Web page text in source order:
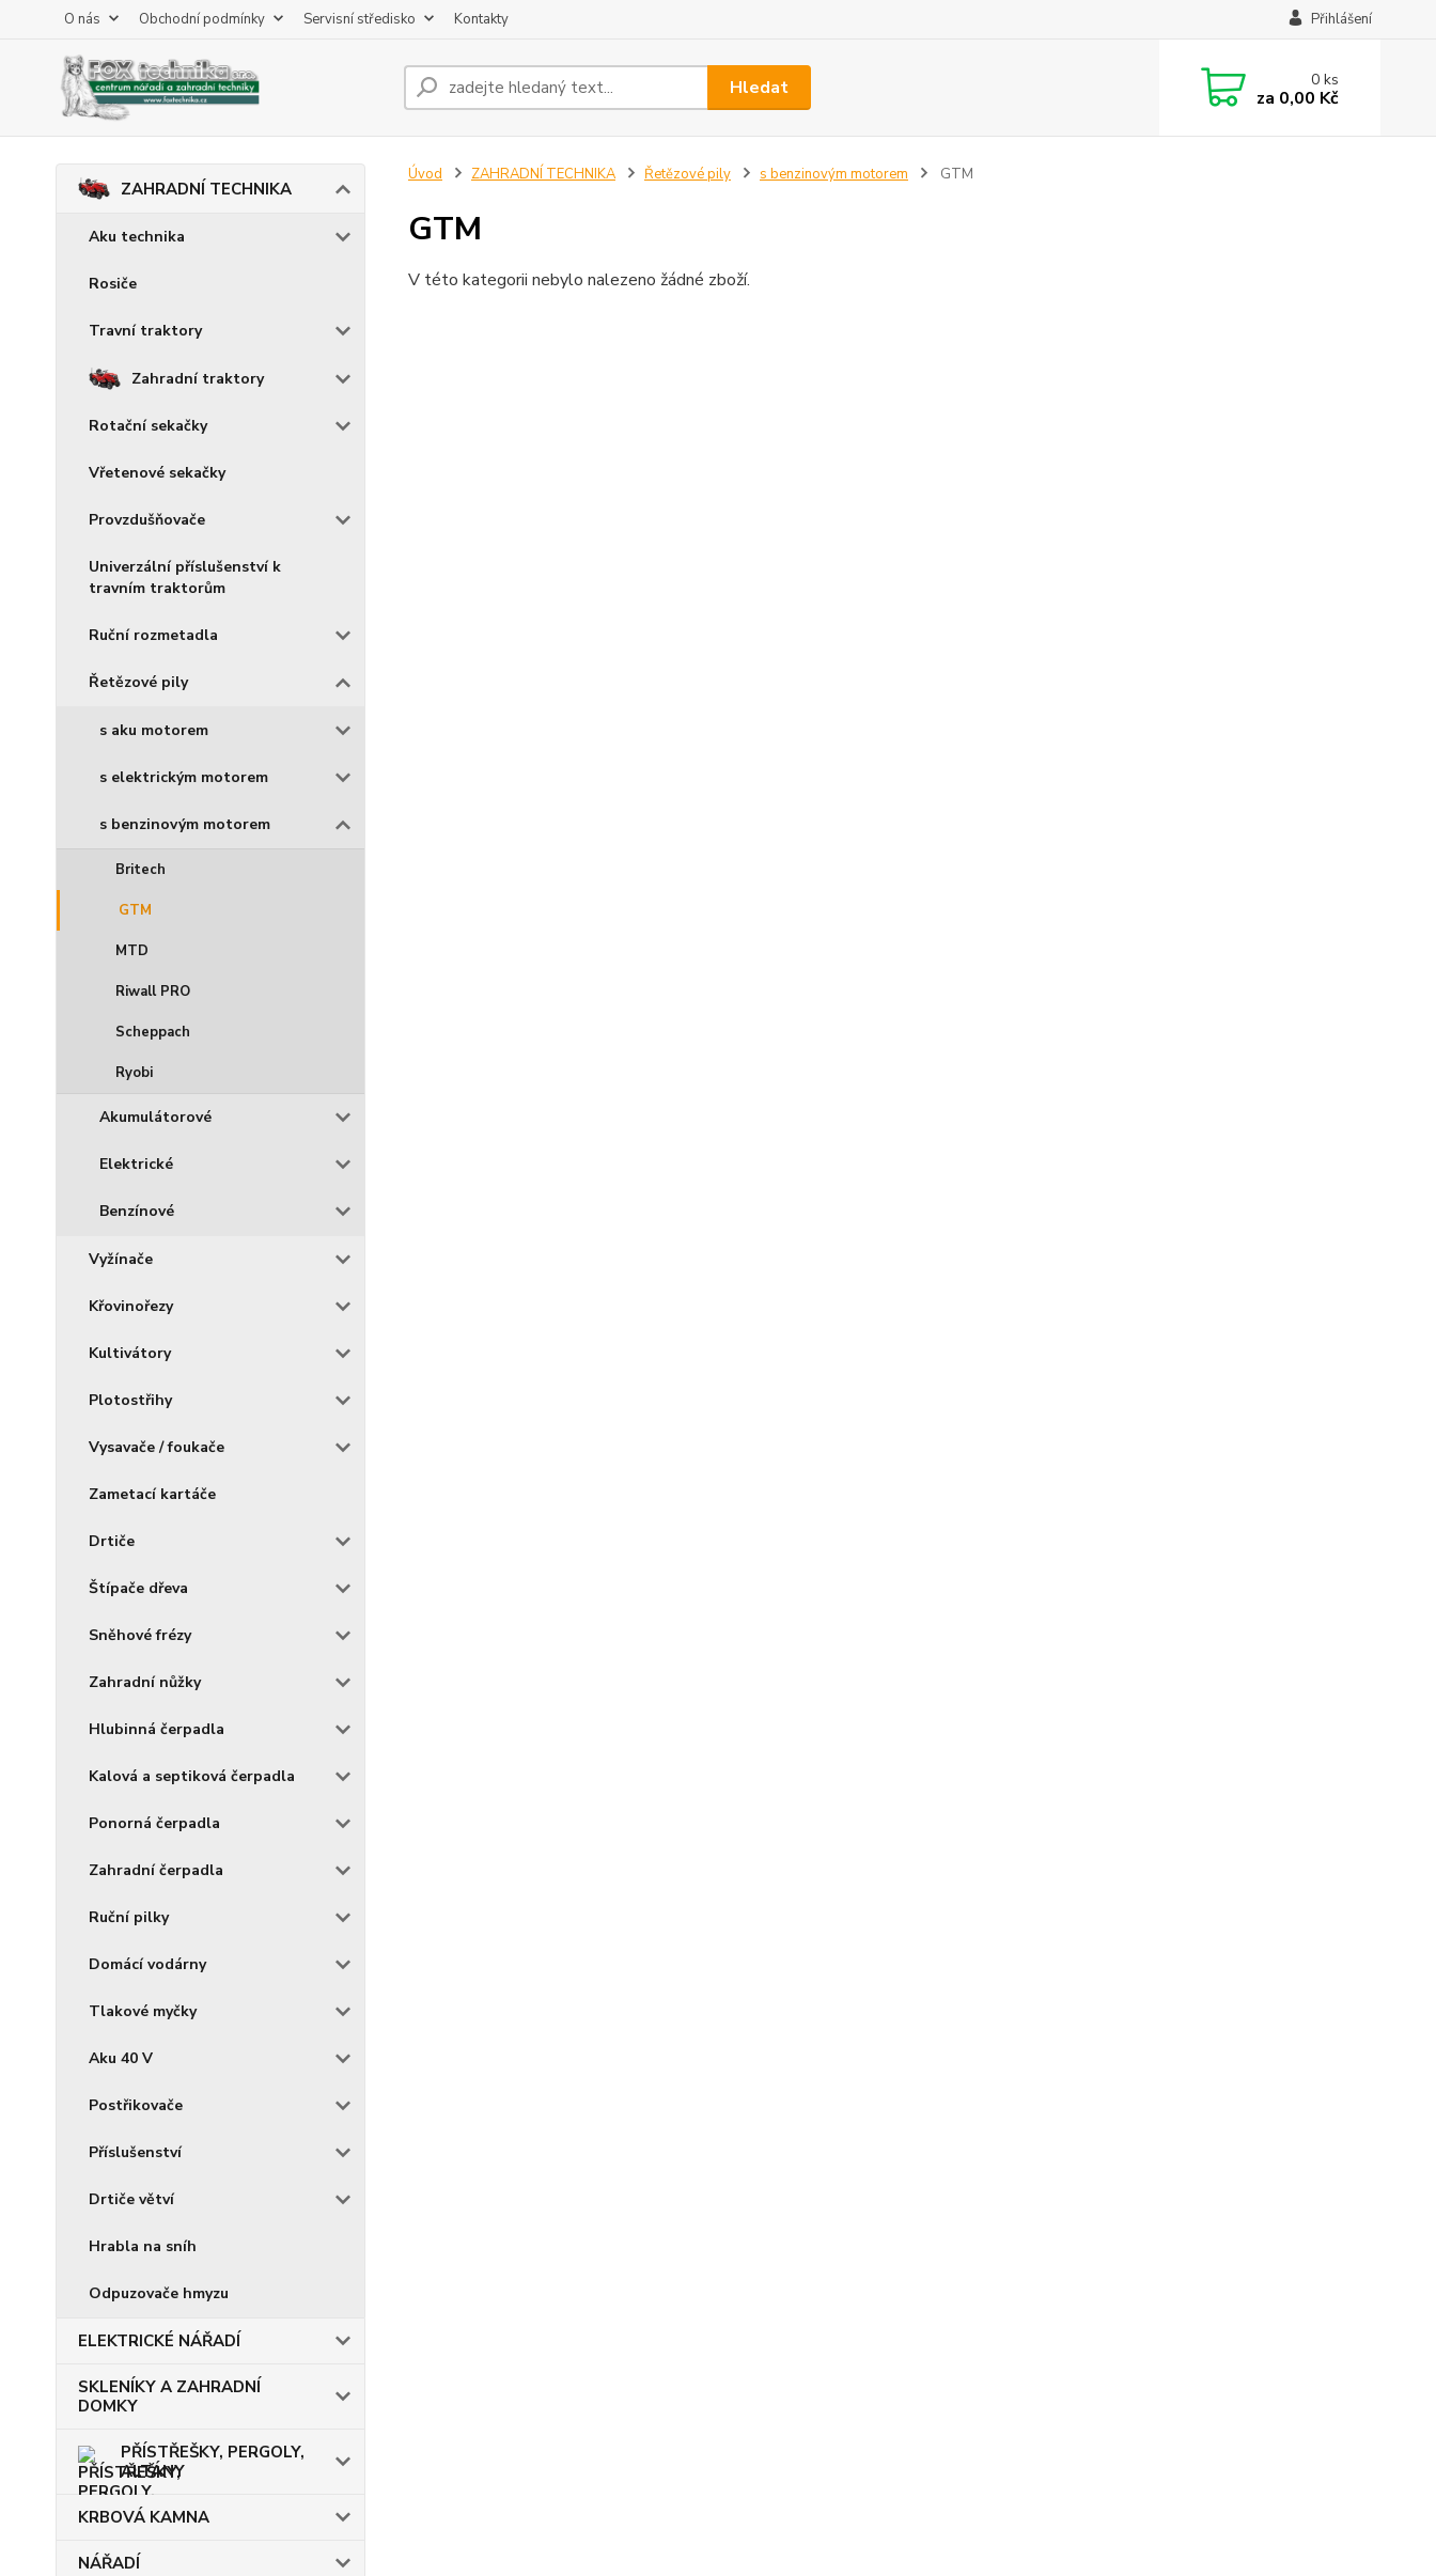
O nás Obchodní podmínky Servisní středisko Kontakty Přihlášení
Hledat 0ks
za 0,00 Kč
ZAHRADNÍ TECHNIKA
Aku technika
Rosiče
Travní traktory
Zahradní traktory
Rotační sekačky
Vřetenové sekačky
Provzdušňovače
Univerzální příslušenství k
travním traktorům
Ruční rozmetadla
Řetězové pily
s aku motorem
s elektrickým motorem
s benzinovým motorem
Britech
GTM
MTD
Riwall PRO
Scheppach
Ryobi
Akumulátorové
Elektrické
Benzínové
Vyžínače
Křovinořezy
Kultivátory
Plotostřihy
Vysavače / foukače
Zametací kartáče
Drtiče
Štípače dřeva
Sněhové frézy
Zahradní nůžky
Hlubinná čerpadla
Kalová a septiková čerpadla
Ponorná čerpadla
Zahradní čerpadla
Ruční pilky
Domácí vodárny
Tlakové myčky
Aku 40 V
Postřikovače
Příslušenství
Drtiče větví
Hrabla na sníh
Odpuzovače hmyzu
ELEKTRICKÉ NÁŘADÍ
SKLENÍKY A ZAHRADNÍ
DOMKY
PŘÍSTŘEŠKY, PERGOLY,
ALTÁNY
KRBOVÁ KAMNA
NÁŘADÍ
Úvod ZAHRADNÍ TECHNIKA Řetězové pily s benzinovým motorem GTM
GTM
V této kategorii nebylo nalezeno žádné zboží.